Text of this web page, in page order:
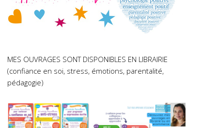
MES OUVRAGES SONT DISPONIBLES EN LIBRAIRIE
(confiance en soi, stress, émotions, parentalité,
pédagogie)